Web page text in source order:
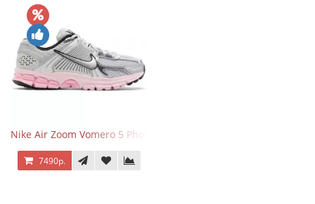
Nike Air Zoom Vomero 5 Photon Dust Pink Foam
7490р.